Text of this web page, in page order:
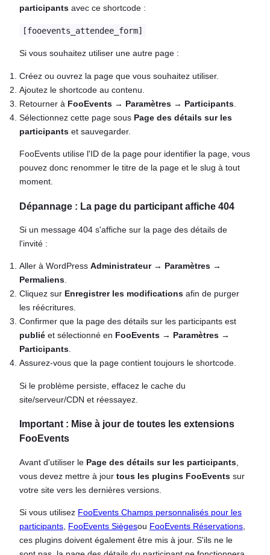
participants avec ce shortcode :
[fooevents_attendee_form]
Si vous souhaitez utiliser une autre page :
Créez ou ouvrez la page que vous souhaitez utiliser.
Ajoutez le shortcode au contenu.
Retourner à FooEvents → Paramètres → Participants
Sélectionnez cette page sous Page des détails sur les
participants et sauvegarder.
FooEvents utilise l'ID de la page pour identifier la page, vous
pouvez donc renommer le titre de la page et le slug à tout
moment.
Dépannage : La page du participant affiche 404
Si un message 404 s'affiche sur la page des détails de
l'invité :
Aller à WordPress Administrateur→ Paramètres →
Permaliens.
Cliquez sur Enregistrer les modifications afin de purger
les réécritures.
Confirmer que la page des détails sur les participants est
publié et sélectionné en FooEvents → Paramètres →
Participants.
Assurez-vous que la page contient toujours le shortcode.
Si le problème persiste, effacez le cache du
site/serveur/CDN et réessayez.
Important : Mise à jour de toutes les extensions
FooEvents
Avant d'utiliser le Page des détails sur les participants
vous devez mettre à jour tous les plugins FooEvents sur
votre site vers les dernières versions.
Si vous utilisez FooEvents Champs personnalisés pour les
participants FooEvents Siègesou FooEvents Réservations
ces plugins doivent également être mis à jour. S'ils ne le